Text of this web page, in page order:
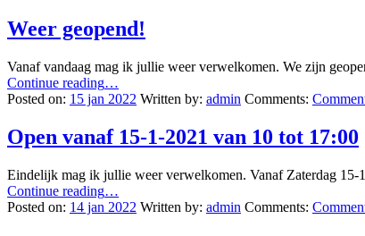
Januari
ruimere
Weer geopend!
Vanaf vandaag mag ik jullie weer verwelkomen. We zijn
Continue reading“Weer
geopend!”
…
Posted on: 15 jan 2022 Written by: admin Comments:
Open vanaf 15-1-2021 van 10 tot 17:00
Eindelijk mag ik jullie weer verwelkomen. Vanaf Zaterdag
Continue reading“Open
vanaf
…
Posted on: 14 jan 2022 Written by: admin Comments: